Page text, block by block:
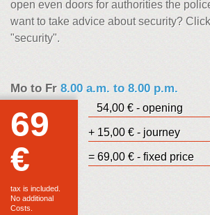
open even doors for authorities the
want to take advice about security?
"security".
Mo to Fr 8.00 a.m. to 8.00 p.m.
69
€ Euro
sales
tax is included.
No additional
Costs.
54,00 € - opening
+ 15,00 € - journey
= 69,00 € - fixed price